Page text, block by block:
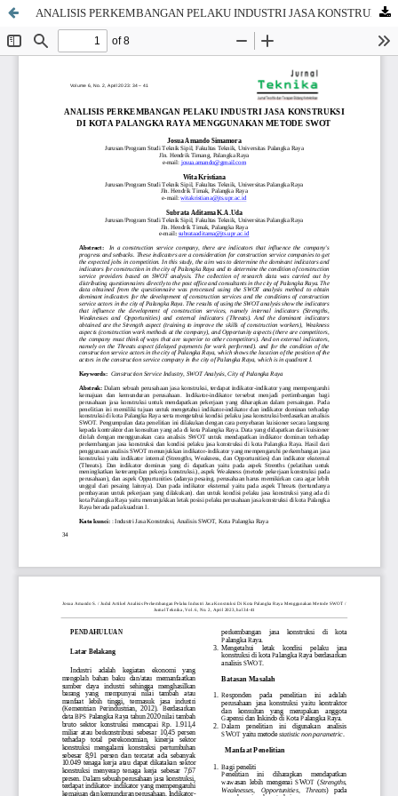
ANALISIS PERKEMBANGAN PELAKU INDUSTRI JASA KONSTRUKSI DI KOTA PALANGKA RAYA MENGGUNAKAN METODE SWOT